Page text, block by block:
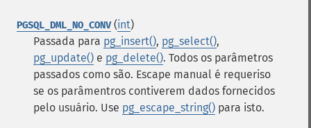
PGSQL_DML_NO_CONV(int)
Passada para pg_insert(), pg_select(),
pg_update() e pg_delete(). Todos os parâmetros
passados como são. Escape manual é requeriso
se os parâmentros contiverem dados fornecidos
pelo usuário. Use pg_escape_string() para isto.